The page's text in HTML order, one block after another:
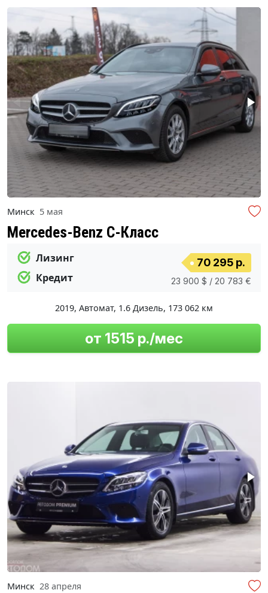
Минск 5 мая
Mercedes-Benz C-Класс
Лизинг
Кредит
70 295 р.
23 900 $ / 20 783 €
2019, Автомат, 1.6 Дизель, 173 062 км
от 1515 р./мес
Минск 28 апреля